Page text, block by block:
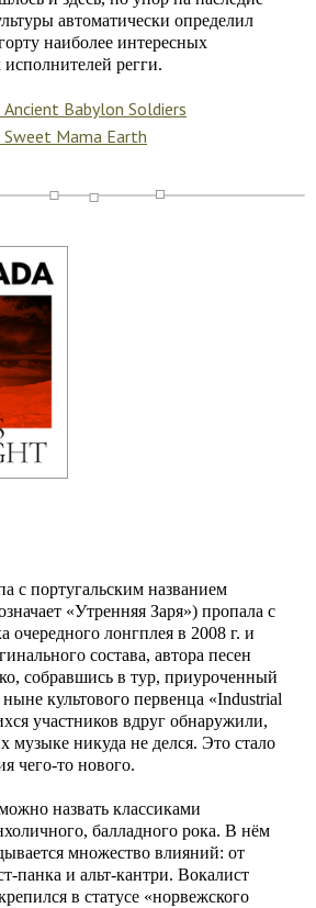
автоматически определил
наиболее интересных
регги.
Babylon Soldiers
Mama Earth
с португальским названием
«Утренняя Заря») пропала с
очередного лонгплея в 2008 г. и
состава, автора песен
собравшись в тур, приуроченный
культового первенца «Industrial
участников вдруг обнаружили,
музыке никуда не делся. Это стало
чего-то нового.
назвать классиками
балладного рока. В нём
множество влияний: от
панка и альт-кантри. Вокалист
в статусе «норвежского